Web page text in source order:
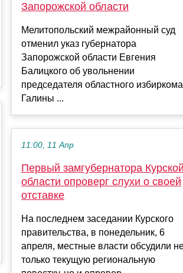
Запорожской области
Мелитопольский межрайонный суд
отменил указ губернатора
Запорожской области Евгения
Балицкого об увольнении
председателя областного избиркома
Галины ...
11:00, 11 Апр
Первый замгубернатора Курской
области опроверг слухи о своей
отставке
На последнем заседании Курского
правительства, в понедельник, 6
апреля, местные власти обсудили
только текущую региональную